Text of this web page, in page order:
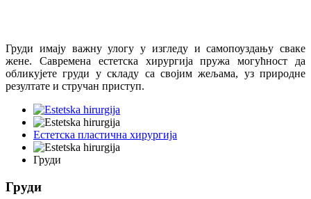
Груди имају важну улогу у изгледу и самопоуздању сваке
жене. Савремена естетска хирургија пружа могућност да
обликујете груди у складу са својим жељама, уз природне
резултате и стручан приступ.
Естетска пластична хирургија
Груди
Груди